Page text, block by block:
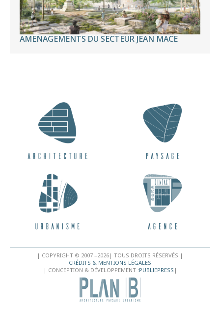
AMENAGEMENTS DU SECTEUR JEAN MACE
Architecture Paysage
Urbanisme Agence
| COPYRIGHT © 2007 –2026 | TOUS DROITS RÉSERVÉS |
CRÉDITS & MENTIONS LÉGALES
| CONCEPTION & DÉVELOPPEMENT :PUBLIEPRESS |